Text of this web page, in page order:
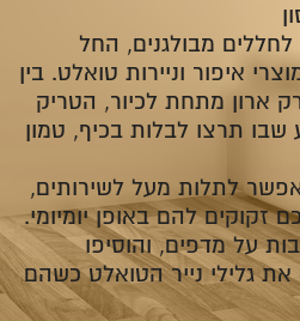
מבולגנים, החל
איפור וניירות טואלט. בין
ארון מתחת לכיור, הטריק
תרצו לבלות בכיף, טמון
לתלות מעל לשירותים,
זקוקים להם באופן יומיומי.
על מדפים, והוסיפו
גלילי נייר הטואלט כשהם